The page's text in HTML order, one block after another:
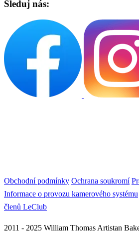
Sleduj nás:
Obchodní podmínky Ochrana soukromí
Informace o provozu kamerového systému
členů LeClub
2011 - 2025 William Thomas Artistan